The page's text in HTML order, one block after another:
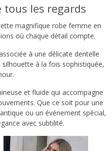
tous les regards
magnifique robe femme en
où chaque détail compte.
à une délicate dentelle
à la fois sophistiquée,
et fluide qui accompagne
Que ce soit pour une
ou un événement spécial,
avec subtilité.